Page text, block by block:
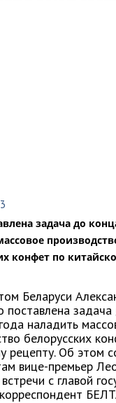
задача до
конфет по
Беларуси
поставлена
наладить
белорусских
рецепту. Об этом
вице-премьер
с главой